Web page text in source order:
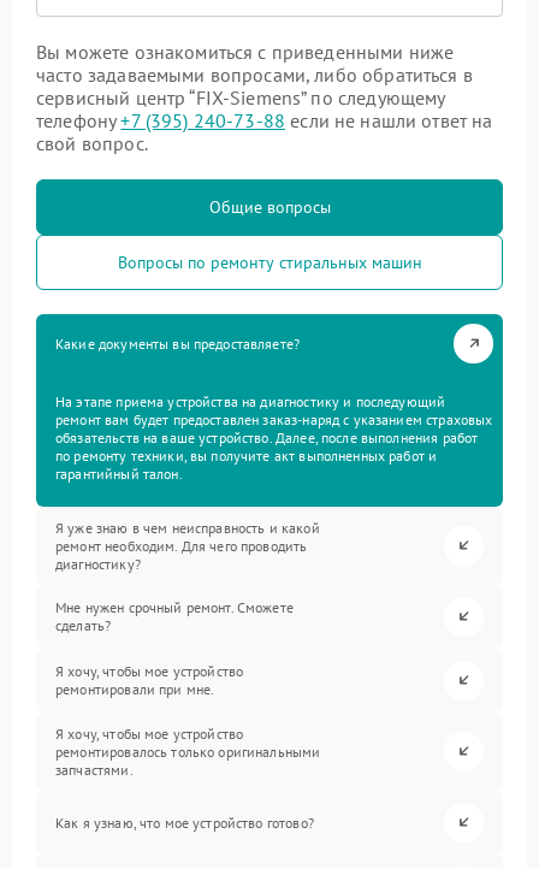
Вы можете ознакомиться с приведенными ниже
часто задаваемыми вопросами, либо обратиться в
сервисный центр “FIX-Siemens” по следующему
телефону+7 (395) 240-73-88 если не нашли ответ на
свой вопрос.
Общие вопросы
Вопросы по ремонту стиральных машин
Какие документы вы предоставляете?
На этапе приема устройства на диагностику и последующий
ремонт вам будет предоставлен заказ-наряд с указанием страховых
обязательств на ваше устройство. Далее, после выполнения работ
по ремонту техники, вы получите акт выполненных работ и
гарантийный талон.
Я уже знаю в чем неисправность и какой
ремонт необходим. Для чего проводить
диагностику?
Мне нужен срочный ремонт. Сможете
сделать?
Я хочу, чтобы мое устройство
ремонтировали при мне.
Я хочу, чтобы мое устройство
ремонтировалось только оригинальными
запчастями.
Как я узнаю, что мое устройство готово?